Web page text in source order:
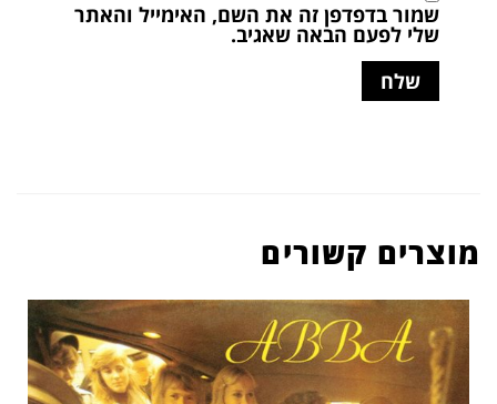
שמור בדפדפן זה את השם, האימייל והאתר
שלי לפעם הבאה שאגיב.
מוצרים קשורים